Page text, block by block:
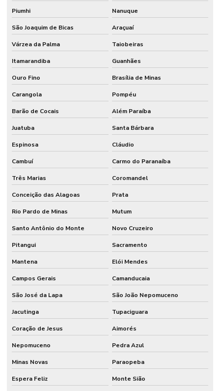
Piumhi Nanuque
São Joaquim de Bicas Araçuaí
Várzea da Palma Taiobeiras
Itamarandiba Guanhães
Ouro Fino Brasília de Minas
Carangola Pompéu
Barão de Cocais Além Paraíba
Juatuba Santa Bárbara
Espinosa Cláudio
Cambuí Carmo do Paranaíba
Três Marias Coromandel
Conceição das Alagoas Prata
Rio Pardo de Minas Mutum
Santo Antônio do Monte Novo Cruzeiro
Pitangui Sacramento
Mantena Elói Mendes
Campos Gerais Camanducaia
São José da Lapa São João Nepomuceno
Jacutinga Tupaciguara
Coração de Jesus Aimorés
Nepomuceno Pedra Azul
Minas Novas Paraopeba
Espera Feliz Monte Sião